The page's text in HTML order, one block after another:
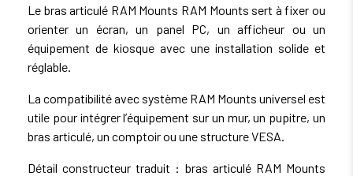
Le bras articulé RAM Mounts RAM Mounts sert à fixer ou
orienter un écran, un panel PC, un afficheur ou un
équipement de kiosque avec une installation solide et
réglable.
La compatibilité avec système RAM Mounts universel est
utile pour intégrer l’équipement sur un mur, un pupitre, un
bras articulé, un comptoir ou une structure VESA.
Détail constructeur traduit : bras articulé RAM Mounts